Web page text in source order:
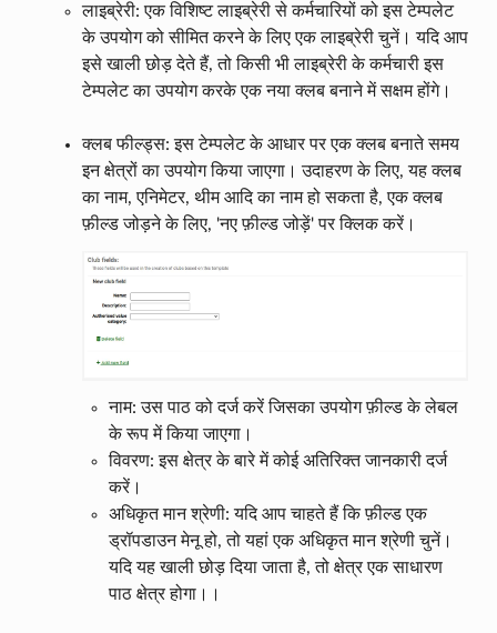
लाइब्रेरी: एक विशिष्ट लाइब्रेरी से कर्मचारियों को इस टेम्पलेट
के उपयोग को सीमित करने के लिए एक लाइब्रेरी चुनें। यदि आप
इसे खाली छोड़ देते हैं, तो किसी भी लाइब्रेरी के कर्मचारी इस
टेम्पलेट का उपयोग करके एक नया क्लब बनाने में सक्षम होंगे।
क्लब फील्ड्स: इस टेम्पलेट के आधार पर एक क्लब बनाते समय
इन क्षेत्रों का उपयोग किया जाएगा। उदाहरण के लिए, यह क्लब
का नाम, एनिमेटर, थीम आदि का नाम हो सकता है, एक क्लब
फ़ील्ड जोड़ने के लिए, 'नए फ़ील्ड जोड़ें' पर क्लिक करें।
नाम: उस पाठ को दर्ज करें जिसका उपयोग फ़ील्ड के लेबल
के रूप में किया जाएगा।
विवरण: इस क्षेत्र के बारे में कोई अतिरिक्त जानकारी दर्ज
करें।
अधिकृत मान श्रेणी: यदि आप चाहते हैं कि फ़ील्ड एक
ड्रॉपडाउन मेनू हो, तो यहां एक अधिकृत मान श्रेणी चुनें।
यदि यह खाली छोड़ दिया जाता है, तो क्षेत्र एक साधारण
पाठ क्षेत्र होगा।।